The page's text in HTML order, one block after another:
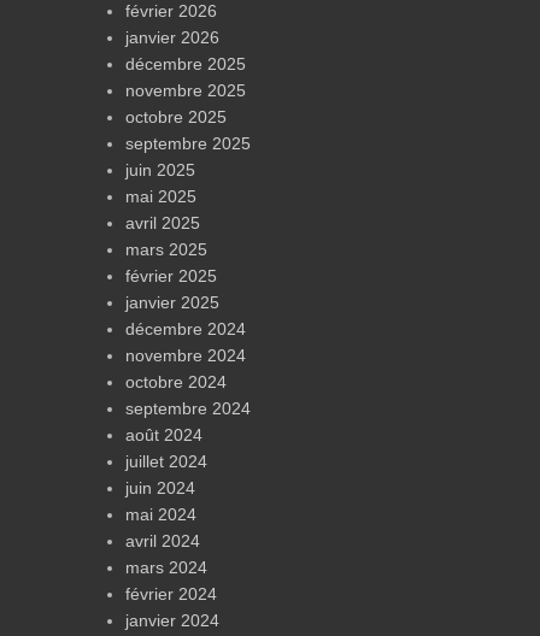
février 2026
janvier 2026
décembre 2025
novembre 2025
octobre 2025
septembre 2025
juin 2025
mai 2025
avril 2025
mars 2025
février 2025
janvier 2025
décembre 2024
novembre 2024
octobre 2024
septembre 2024
août 2024
juillet 2024
juin 2024
mai 2024
avril 2024
mars 2024
février 2024
janvier 2024